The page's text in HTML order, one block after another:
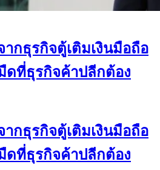
กธุรกิจตู้เติมเงินมือถือ
ที่ธุรกิจค้าปลีกต้อง
กธุรกิจตู้เติมเงินมือถือ
ที่ธุรกิจค้าปลีกต้อง